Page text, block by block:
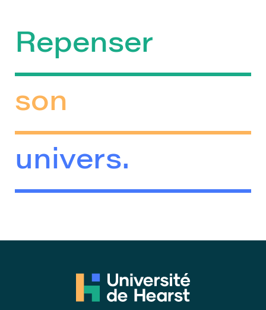
Repenser
son
univers.